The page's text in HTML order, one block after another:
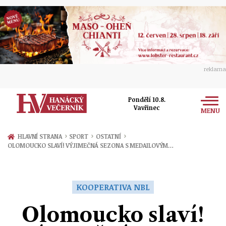
reklama
Pondělí 10.8.
Vavřinec
MENU
Zprávy
Přerov
Ekonomika
Ženy
Sport
HLAVNÍ STRANA › SPORT › OSTATNÍ ›
OLOMOUCKO SLAVÍ! VÝJIMEČNÁ SEZONA S MEDAILOVÝM…
KOOPERATIVA NBL
Olomoucko slaví!